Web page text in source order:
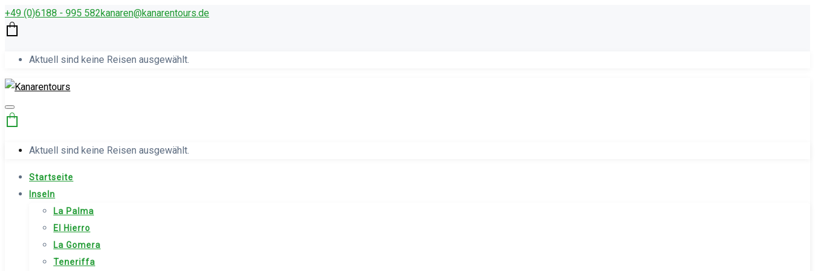
+49 (0)6188 - 995 582kana­ren@kanarentours.de
Aktuell sind keine Reisen ausgewählt.
Aktuell sind keine Reisen ausgewählt.
Startseite
Inseln
La Palma
El Hierro
La Gomera
Teneriffa